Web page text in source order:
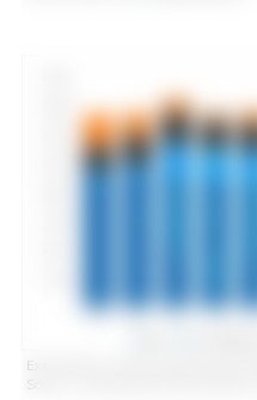
Exportations néerlandaises de
Source : 333 d’après les données du